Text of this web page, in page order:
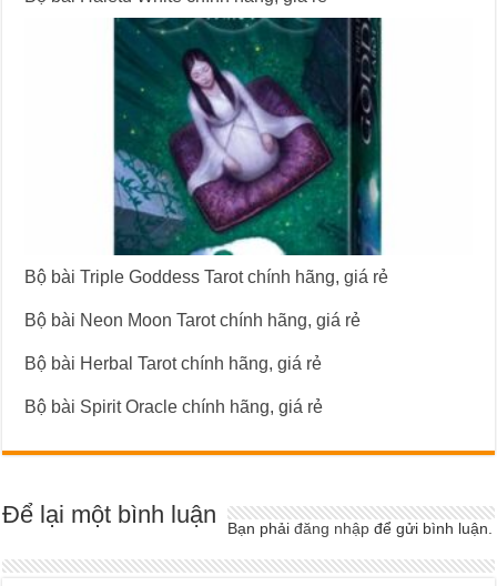
Bộ bài Triple Goddess Tarot chính hãng, giá rẻ
Bộ bài Neon Moon Tarot chính hãng, giá rẻ
Bộ bài Herbal Tarot chính hãng, giá rẻ
Bộ bài Spirit Oracle chính hãng, giá rẻ
Để lại một bình luận Bạn phảiđăng nhập để gửi bình luận.